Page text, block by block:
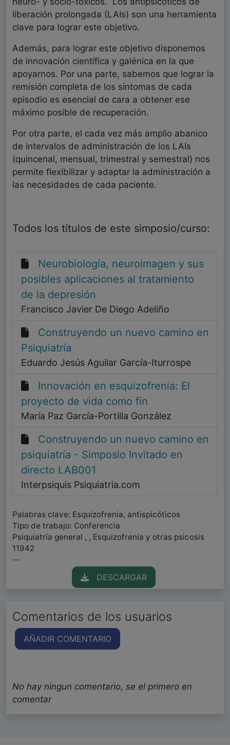
liberación prolongada (LAIs) son una herramienta
clave para lograr este objetivo.
Además, para lograr este objetivo disponemos
de innovación científica y galénica en la que
apoyarnos. Por una parte, sabemos que lograr la
remisión completa de los síntomas de cada
episodio es esencial de cara a obtener ese
máximo posible de recuperación.
Por otra parte, el cada vez más amplio abanico
de intervalos de administración de los LAIs
(quincenal, mensual, trimestral y semestral) nos
permite flexibilizar y adaptar la administración a
las necesidades de cada paciente.
Todos los títulos de este simposio/curso:
Neurobiología, neuroimagen y sus
posibles aplicaciones al tratamiento
de la depresión
Francisco Javier De Diego Adeliño
Construyendo un nuevo camino en
Psiquiatría
Eduardo Jesús Aguilar García-Iturrospe
Innovación en esquizofrenia: El
proyecto de vida como fin
María Paz García-Portilla González
Construyendo un nuevo camino en
psiquiatría - Simposio Invitado en
directo LAB001
Interpsiquis Psiquiatria.com
Palabras clave: Esquizofrenia, antispicóticos
Tipo de trabajo: Conferencia
Psiquiatría general , , Esquizofrenia y otras psicosis
11942
--
DESCARGAR
Comentarios de los usuarios
AÑADIR COMENTARIO
No hay ningun comentario, se el primero en
comentar